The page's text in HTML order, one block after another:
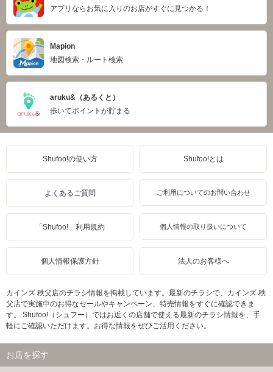
アプリならお気に入りのお店がすぐに見つかる！
Mapion
地図検索・ルート検索
aruku&（あるくと）
歩いてポイントが貯まる
Shufoo!の使い方 Shufoo!とは
よくあるご質問 ご利用についてのお問い合わせ
「Shufoo!」利用規約 個人情報の取り扱いについて
個人情報保護方針 法人のお客様へ
カインズ 秩父店のチラシ情報を掲載しています。最新のチラシで、カインズ 秩
父店で実施中のお得なセールやキャンペーン、特売情報をすぐに確認できま
す。 Shufoo!（シュフー）ではお近くの店舗で使える最新のチラシ情報を、手
軽にご確認いただけます。お得な情報をぜひご活用ください。
お店を探す